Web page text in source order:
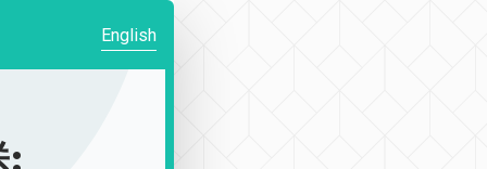
English
: